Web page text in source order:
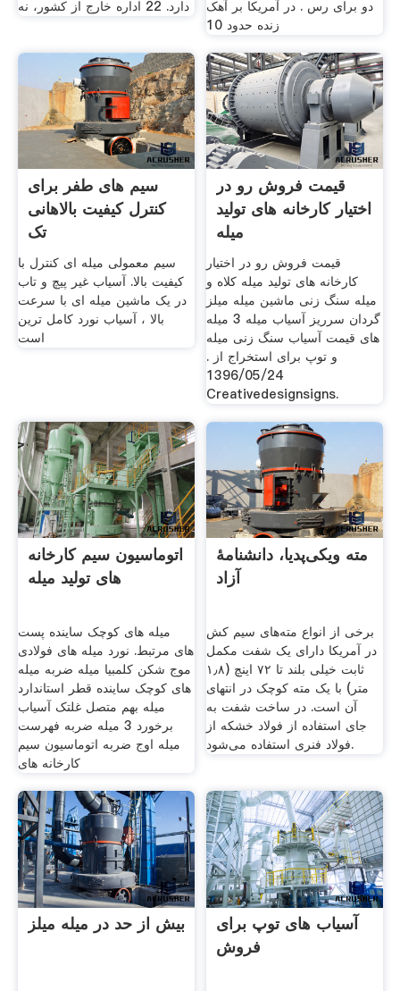
دارد. 22 اداره خارج از کشور، نه
دو برای رس . در آمریکا بر آهک
زنده حدود 10
سیم های طفر برای
کنترل کیفیت بالاهانی
تک
سیم معمولی میله ای کنترل با
کیفیت بالا. آسیاب غیر پیچ و تاب
در یک ماشین میله ای با سرعت
بالا ، آسیاب نورد کامل ترین
است
قیمت فروش رو در
اختیار کارخانه های تولید
میله
قیمت فروش رو در اختیار
کارخانه های تولید میله کلاه و
میله سنگ زنی ماشین میله میلز
گردان سرریز آسیاب میله 3 میله
های قیمت آسیاب سنگ زنی میله
و توپ برای استخراج از .
1396/05/24
Creativedesignsigns.
اتوماسیون سیم کارخانه
های تولید میله
میله های کوچک ساینده پست
های مرتبط. نورد میله های فولادی
موج شکن کلمبیا میله ضربه میله
های کوچک ساینده قطر استاندارد
میله بهم متصل غلتک آسیاب
برخورد 3 میله ضربه فهرست
میله اوج ضربه اتوماسیون سیم
کارخانه های
مته ویکی‌پدیا، دانشنامهٔ
آزاد
برخی از انواع مته‌های سیم کش
در آمریکا دارای یک شفت مکمل
ثابت خیلی بلند تا ۷۲ اینچ (۱٫۸
متر) با یک مته کوچک در انتهای
آن است. در ساخت شفت به
جای استفاده از فولاد خشکه از
فولاد فنری استفاده می‌شود.
بیش از حد در میله میلز
آسیاب های توپ برای
فروش